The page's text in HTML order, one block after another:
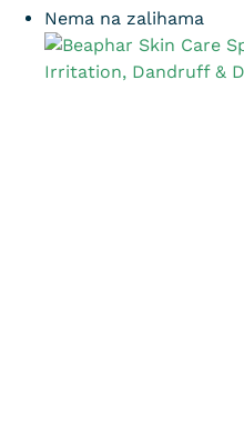
Nema na zalihama